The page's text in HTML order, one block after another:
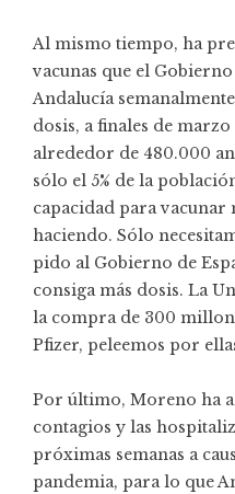
Al mismo tiempo, ha
vacunas que el
Andalucía
dosis, a finales de
alrededor de 480.000
sólo el 5% de la
capacidad para vacunar
haciendo. Sólo
pido al Gobierno de
consiga más dosis. La
la compra de 300
Pfizer, peleemos por
Por último, Moreno ha
contagios y las
próximas semanas a
pandemia, para lo que